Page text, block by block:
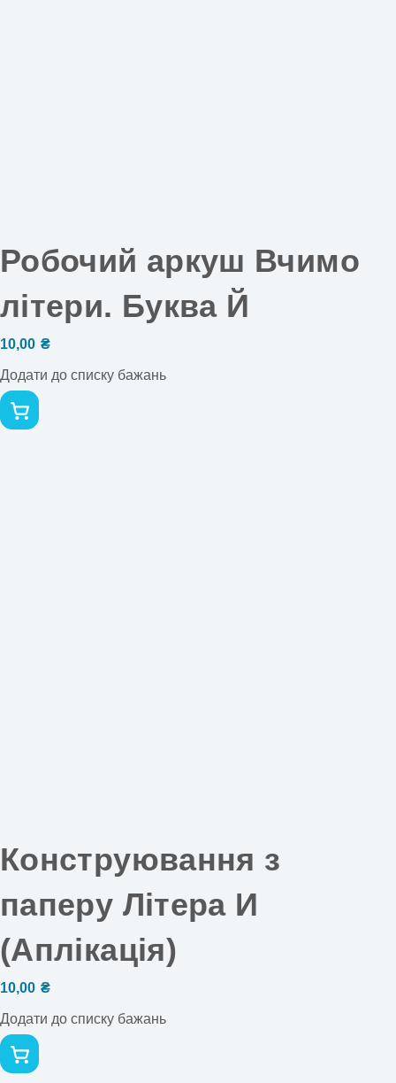
Робочий аркуш Вчимо
літери. Буква Й
10,00 ₴
Додати до списку бажань
Конструювання з
паперу Літера И
(Аплікація)
10,00 ₴
Додати до списку бажань